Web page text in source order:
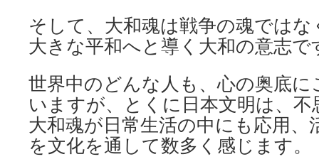
そして、大和魂は戦争の魂では
大きな平和へと導く大和の意志で
世界中のどんな人も、心の奥底
いますが、とくに日本文明は、
大和魂が日常生活の中にも応用
を文化を通して数多く感じます。